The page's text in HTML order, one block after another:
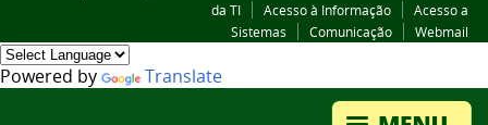
da TI
Acesso à Informação
Acesso a
Sistemas
Comunicação Webmail
Powered by Translate